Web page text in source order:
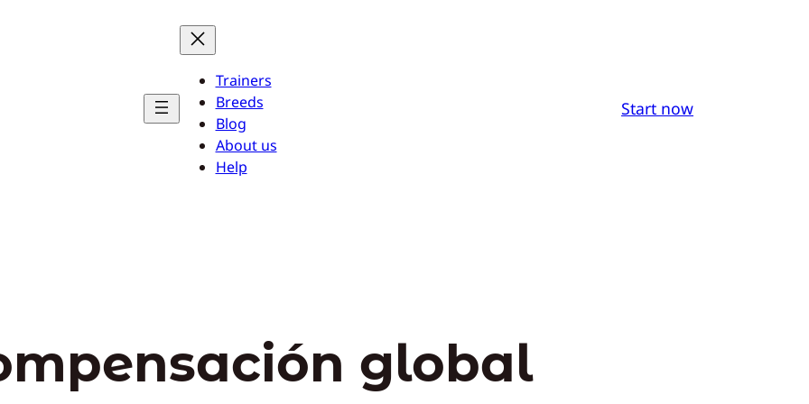
Trainers
Breeds
Blog
About us
Help
Start now
global